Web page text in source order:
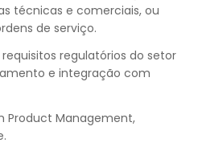
técnicas e comerciais, ou
de serviço.
regulatórios do setor
e integração com
Product Management,